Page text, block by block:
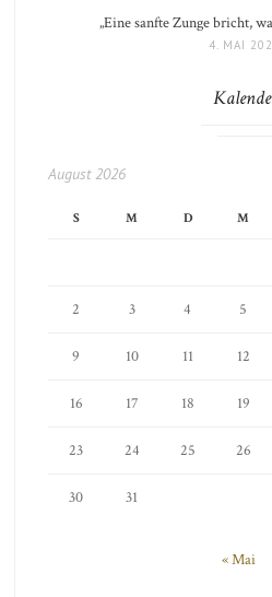
„Eine sanfte Zunge bricht,
4. MAI
August 2026
S M D M
2 3 4 5
9 10 11 12
16 17 18 19
23 24 25 26
30 31
« Mai